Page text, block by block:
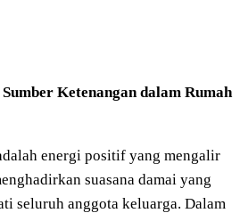
Ketenangan dalam Rumah
energi positif yang mengalir
suasana damai yang
seluruh anggota keluarga. Dalam